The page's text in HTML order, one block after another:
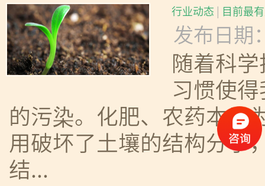
行业动态 | 目前最
发布日期
随着科
习惯使
的污染。化肥、农药本是
用破坏了土壤的结构分子
结...